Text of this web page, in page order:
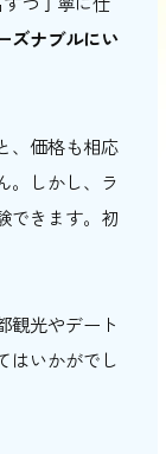
ズナブルにい
、価格も相応
。しかし、ラ
できます。初
観光やデート
はいかがでし